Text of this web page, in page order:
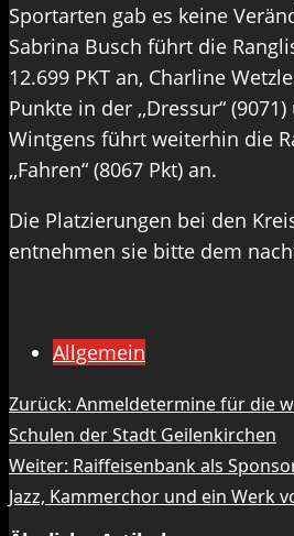
Sportarten gab es keine
Sabrina Busch führt die
12.699 PKT an, Charline
Punkte in der ,,Dressur“
Wintgens führt weiterhin die
,,Fahren“ (8067 Pkt) an.
Die Platzierungen bei den
entnehmen sie bitte dem
Allgemein
Beitragsnavigation
Zurück: Anmeldetermine für die
Schulen der Stadt Geilenkirchen
Weiter: Raiffeisenbank als
Jazz, Kammerchor und ein Werk